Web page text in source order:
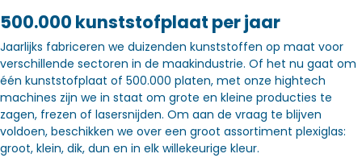
500.000 kunststofplaat per jaar
Jaarlijks fabriceren we duizenden kunststoffen op maat voor
verschillende sectoren in de maakindustrie. Of het nu gaat om
één kunststofplaat of 500.000 platen, met onze hightech
machines zijn we in staat om grote en kleine producties te
zagen, frezen of lasersnijden. Om aan de vraag te blijven
voldoen, beschikken we over een groot assortiment plexiglas:
groot, klein, dik, dun en in elk willekeurige kleur.